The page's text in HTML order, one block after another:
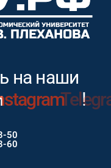
на наши
Instagram!
50
60